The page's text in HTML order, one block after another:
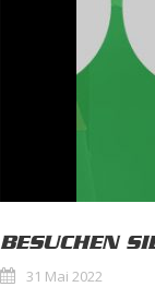
BESUCHEN
31 Mai 2022